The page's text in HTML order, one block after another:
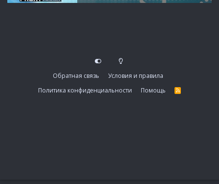
Обратная связь
Условия и правила
Политика конфиденциальности
Помощь
R
S